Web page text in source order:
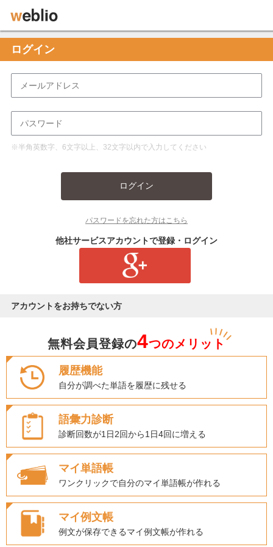
ログイン
※半角英数字、6文字以上、32文字以内で入力してください
ログイン
パスワードを忘れた方はこちら
他社サービスアカウントで登録・ログイン
アカウントをお持ちでない方
無料会員登録の4つのメリット
履歴機能
自分が調べた単語を履歴に残せる
語彙力診断
診断回数が1日2回から1日4回に増える
マイ単語帳
ワンクリックで自分のマイ単語帳が作れる
マイ例文帳
例文が保存できるマイ例文帳が作れる